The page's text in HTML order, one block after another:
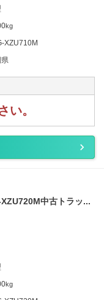
kg
XZU710M
い。
中古トラッ...
kg